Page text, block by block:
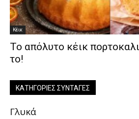
Κέικ
Το απόλυτο κέικ
το!
ΚΑΤΗΓΟΡΊΕΣ ΣΥΝΤΑΓΈΣ
Γλυκά